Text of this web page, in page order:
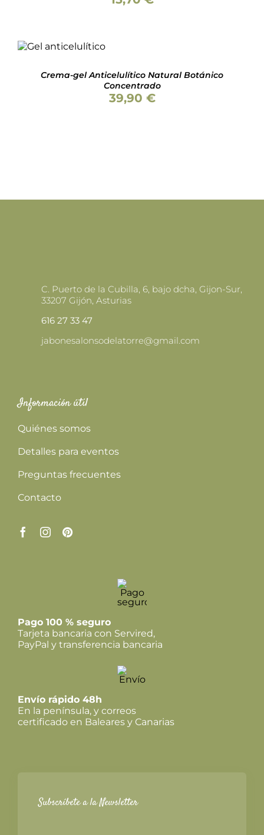
CARRITO
/
Crema-gel Anticelulítico Natural Botánico
Concentrado
39,90 €
C. Puerto de la Cubilla, 6, bajo dcha, Gijon-Sur,
33207 Gijón, Asturias
616 27 33 47
jabonesalonsodelatorre@gmail.com
Información útil
Quiénes somos
Detalles para eventos
Preguntas frecuentes
Contacto
Pago 100 % seguro
Tarjeta bancaria con Servired,
PayPal y transferencia bancaria
Envío rápido 48h
En la península, y correos
certificado en Baleares y Canarias
Subscríbete a la Newsletter